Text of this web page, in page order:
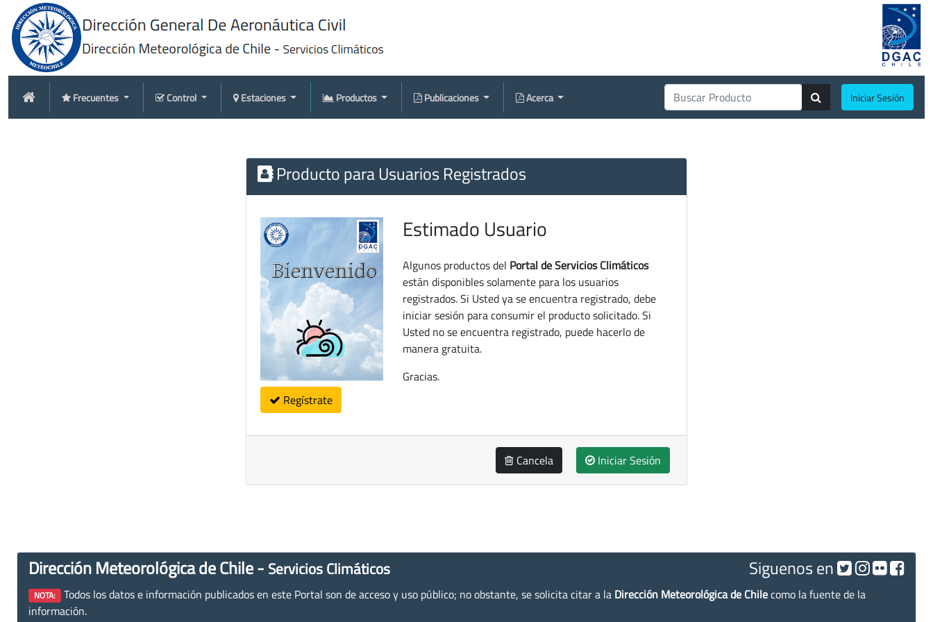
Frecuentes Control Estaciones Productos Publicaciones Acerca Iniciar Sesión
Producto para Usuarios Registrados
Regístrate
Estimado Usuario
Algunos productos del Portal de Servicios Climáticos
están disponibles solamente para los usuarios
registrados. Si Usted ya se encuentra registrado, debe
iniciar sesión para consumir el producto solicitado. Si
Usted no se encuentra registrado, puede hacerlo de
manera gratuita.
Gracias.
Cancela Iniciar Sesión
Dirección Meteorológica de Chile - Servicios Climáticos Siguenos en
NOTA: Todos los datos e información publicados en este Portal son de acceso y uso público; no obstante, se solicita citar a la Dirección Meteorológica de Chilecomo la fuente de la
información.